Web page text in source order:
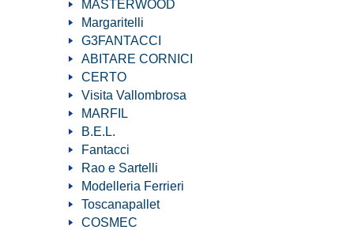
MASTERWOOD
Margaritelli
G3FANTACCI
ABITARE CORNICI
CERTO
Visita Vallombrosa
MARFIL
B.E.L.
Fantacci
Rao e Sartelli
Modelleria Ferrieri
Toscanapallet
COSMEC